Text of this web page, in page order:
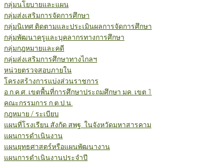
กลุ่มนโยบายและแผน
กลุ่มส่งเสริมการจัดการศึกษา
กลุ่มนิเทศ ติดตามและประเมินผลการจัดการศึกษา
กลุ่มพัฒนาครูและบุคลากรทางการศึกษา
กลุ่มกฎหมายและคดี
กลุ่มส่งเสริมการศึกษาทางไกลฯ
หน่วยตรวจสอบภายใน
โครงสร้างการแบ่งส่วนราชการ
อ.ก.ค.ศ. เขตพื้นที่การศึกษาประถมศึกษา มค. เขต 1
คณะกรรมการ ก.ต.ป.น.
กฎหมาย / ระเบียบ
แผนที่โรงเรียน สังกัด สพฐ. ในจังหวัดมหาสารคาม
แผนการดำเนินงาน
แผนยุทธศาสตร์หรือแผนพัฒนางาน
แผนการดำเนินงานประจำปี